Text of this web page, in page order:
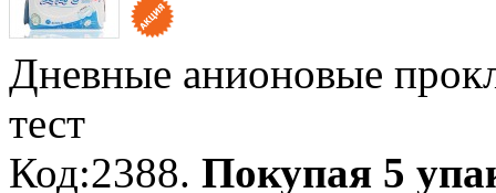
Дневные анионовые
тест
Код:2388. Покупая 5